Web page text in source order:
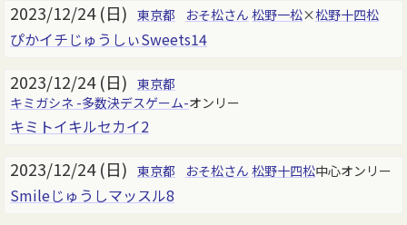
2023/12/24 (日) 東京都 おそ松さん 松野一松×松野十四松
ぴかイチじゅうしぃSweets14
2023/12/24 (日) 東京都
キミガシネ -多数決デスゲーム-オンリー
キミトイキルセカイ2
2023/12/24 (日) 東京都 おそ松さん 松野十四松中心オンリー
Smileじゅうしマッスル8